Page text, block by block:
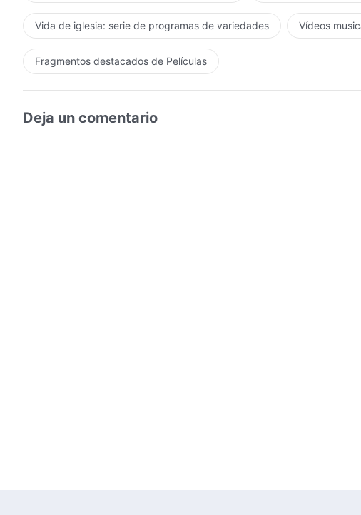
Vida de iglesia: serie de programas de variedades Vídeos
Fragmentos destacados de Películas
Deja un comentario